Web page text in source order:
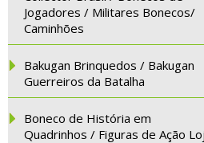
Jogadores / Militares Bonecos/
Caminhões
Bakugan Brinquedos / Bakugan
Guerreiros da Batalha
Boneco de História em
Quadrinhos / Figuras de Ação